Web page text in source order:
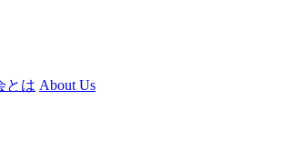
とは About Us